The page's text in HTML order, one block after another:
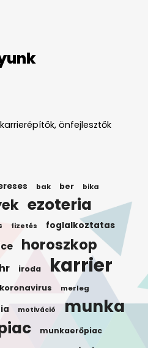
önfejlesztők
bak ber bika
ezoteria
fizetés foglalkoztatas
horoszkop
hr iroda karrier
koronavirus merleg
motiváció munka
munkaerőpiac